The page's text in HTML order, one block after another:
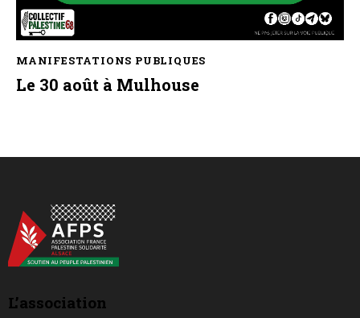
MANIFESTATIONS PUBLIQUES
Le 30 août à Mulhouse
L’association